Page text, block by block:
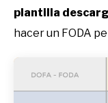
plantilla
hacer un FODA